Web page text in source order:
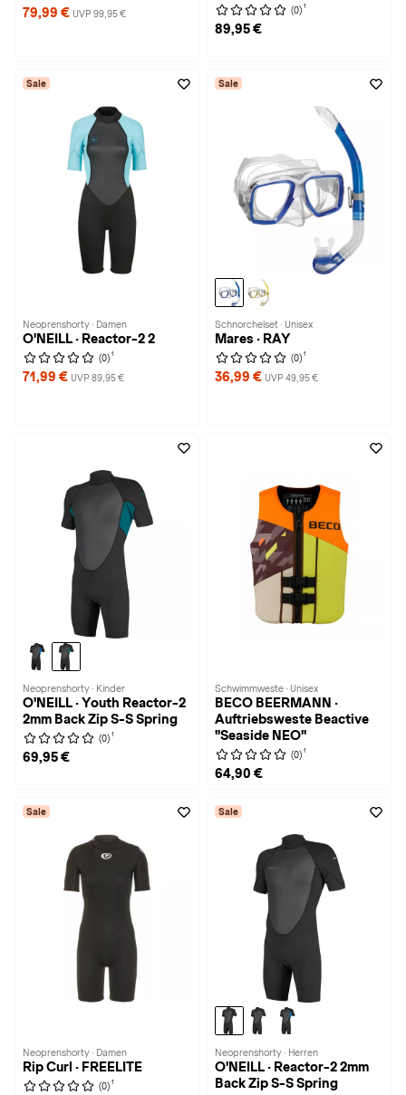
79,99 € UVP 99,95 € (0) 1
89,95 €
Sale
Neoprenshorty · Damen
O'NEILL · Reactor-2 2
(0) 1
71,99 € UVP 89,95 €
Sale
Schnorchelset · Unisex
Mares · RAY
(0) 1
36,99 € UVP 49,95 €
Neoprenshorty · Kinder
O'NEILL · Youth Reactor-2
2mm Back Zip S-S Spring
(0) 1
69,95 €
Schwimmweste · Unisex
BECO BEERMANN ·
Auftriebsweste Beactive
"Seaside NEO"
(0) 1
64,90 €
Sale
Neoprenshorty · Damen
Rip Curl · FREELITE
(0) 1
Sale
Neoprenshorty · Herren
O'NEILL · Reactor-2 2mm
Back Zip S-S Spring